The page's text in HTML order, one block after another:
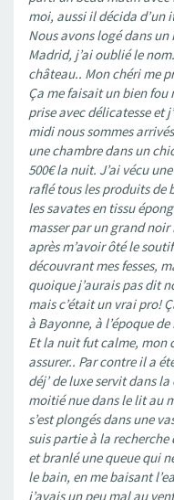
moi, aussi il décida d’un
Nous avons logé dans
Madrid, j’ai oublié le
château.. Mon chéri me
Ça me faisait un bien fou
prise avec délicatesse et
midi nous sommes
une chambre dans un
500€ la nuit. J’ai vécu
raflé tous les produits de
les savates en tissu
masser par un grand
après m’avoir ôté le
découvrant mes fesses,
quoique j’aurais pas dit
mais c’était un vrai pro!
à Bayonne, à l’époque
Et la nuit fut calme, mon
assurer.. Par contre il a
déj’ de luxe servit dans
moitié nue dans le lit au
s’est plongés dans une
suis partie à la
et branlé une queue qui
le bain, en me baisant
j’avais un peu mal au